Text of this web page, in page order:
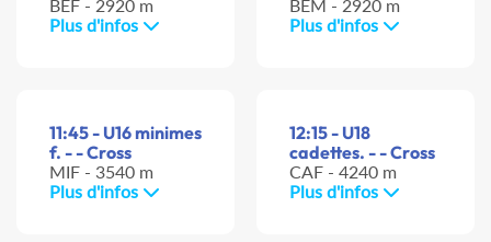
BEF - 2920 m
Plus d'infos
BEM - 2920 m
Plus d'infos
11:45 - U16 minimes
f. - - Cross
MIF - 3540 m
Plus d'infos
12:15 - U18
cadettes. - - Cross
CAF - 4240 m
Plus d'infos